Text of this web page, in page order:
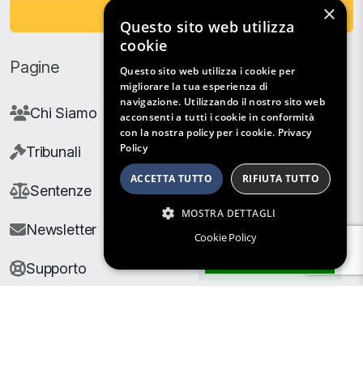
Pagine
Chi Siamo
Tribunali
Sentenze
Newsletter
Supporto
×
Questo sito web utilizza
cookie
Questo sito web utilizza i cookie per
migliorare la tua esperienza di
navigazione. Utilizzando il nostro sito web
acconsenti a tutti i cookie in conformità
con la nostra policy per i cookie. Privacy
Policy
ACCETTA TUTTO RIFIUTA TUTTO
MOSTRA DETTAGLI
Cookie Policy